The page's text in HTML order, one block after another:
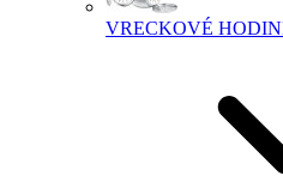
VRECKOVÉ